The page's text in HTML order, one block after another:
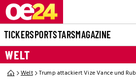
TICKERSPORTSTARSMAGAZINE
WELT
Welt Trump attackiert Vize Vance und